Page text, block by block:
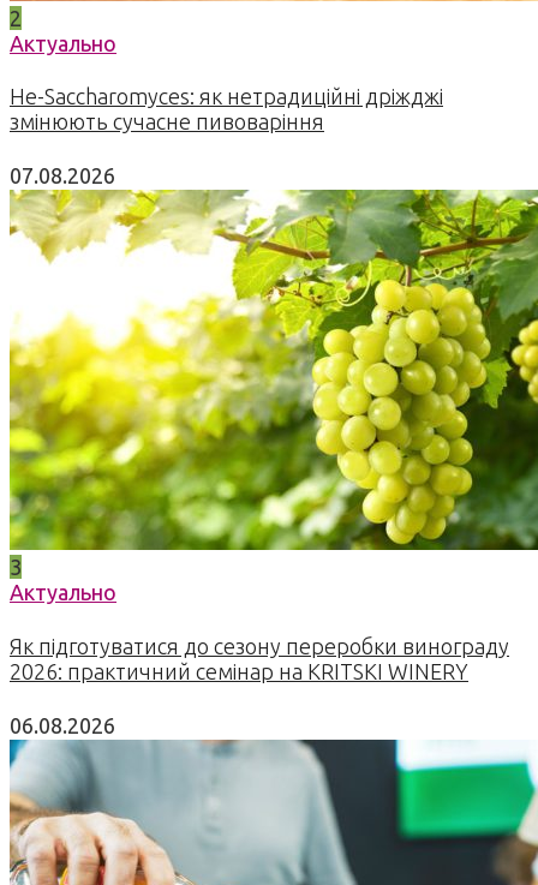
2
Актуально
Не-Saccharomyces: як нетрадиційні дріжджі
змінюють сучасне пивоваріння
07.08.2026
3
Актуально
Як підготуватися до сезону переробки винограду
2026: практичний семінар на KRITSKI WINERY
06.08.2026